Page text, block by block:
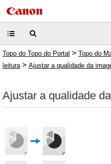
Topo do Topo do Portal > Topo do
leitura > Ajustar a qualidade da
Ajustar a qualidade